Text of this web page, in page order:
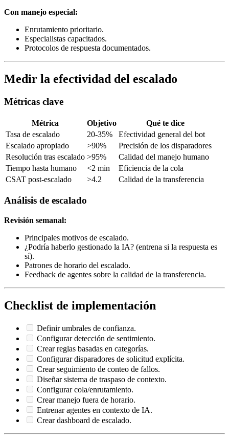
Con manejo especial:
Enrutamiento prioritario.
Especialistas capacitados.
Protocolos de respuesta documentados.
Medir la efectividad del escalado
Métricas clave
Métrica Objetivo
Qué te dice
Tasa de escalado
20-35%
Efectividad general del bot
Escalado apropiado
>90%
Precisión de los disparadores
Resolución tras escalado >95%
Calidad del manejo humano
Tiempo hasta humano
<2 min
Eficiencia de la cola
CSAT post-escalado
>4.2 Calidad de la transferencia
Análisis de escalado
Revisión semanal:
Principales motivos de escalado.
¿Podría haberlo gestionado la IA? (entrena si la respuesta es
sí).
Patrones de horario del escalado.
Feedback de agentes sobre la calidad de la transferencia.
Checklist de implementación
Definir umbrales de confianza.
Configurar detección de sentimiento.
Crear reglas basadas en categorías.
Configurar disparadores de solicitud explícita.
Crear seguimiento de conteo de fallos.
Diseñar sistema de traspaso de contexto.
Configurar cola/enrutamiento.
Crear manejo fuera de horario.
Entrenar agentes en contexto de IA.
Crear dashboard de escalado.